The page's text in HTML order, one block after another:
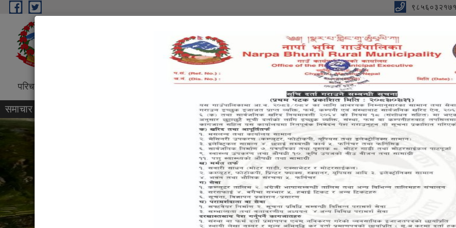
Skip to main content
नार्पा भूमि गाउँपालिका, गाँउ कार्यपालिकाको कार्यालय
"सम्पन्न नार्पा भूमि, प्रसन्न नार्पा जाति", गण्डकी प्रदेश, मनाङ, नेपाल
परिचय विधुतीय शुसासन सेवा प्रतिवेदन सूचना तथा जानकारी स्थानीय राजपत्र पर्यटकीय गन्तव्य
समाचार सूची